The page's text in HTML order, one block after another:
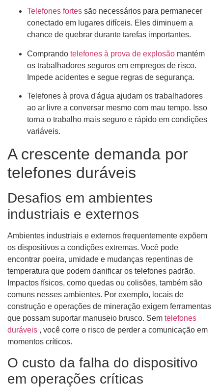
Telefones fortes são necessários para permanecer
conectado em lugares difíceis. Eles diminuem a
chance de quebrar durante tarefas importantes.
Comprando telefones à prova de explosão mantém
os trabalhadores seguros em empregos de risco.
Impede acidentes e segue regras de segurança.
Telefones à prova d'água ajudam os trabalhadores
ao ar livre a conversar mesmo com mau tempo. Isso
torna o trabalho mais seguro e rápido em condições
variáveis.
A crescente demanda por
telefones duráveis
Desafios em ambientes
industriais e externos
Ambientes industriais e externos frequentemente expõem
os dispositivos a condições extremas. Você pode
encontrar poeira, umidade e mudanças repentinas de
temperatura que podem danificar os telefones padrão.
Impactos físicos, como quedas ou colisões, também são
comuns nesses ambientes. Por exemplo, locais de
construção e operações de mineração exigem ferramentas
que possam suportar manuseio brusco. Sem telefones
duráveis , você corre o risco de perder a comunicação em
momentos críticos.
O custo da falha do dispositivo
em operações críticas